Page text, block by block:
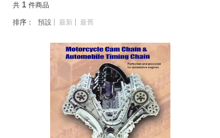
共 1 件商品
排序： 預設 最新 最舊